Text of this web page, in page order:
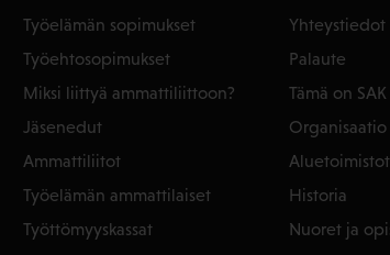
Työelämän sopimukset
Työehtosopimukset
Miksi liittyä ammattiliittoon?
Jäsenedut
Ammattiliitot
Työelämän ammattilaiset
Työttömyyskassat
Yhteystiedot
Palaute
Tämä on SAK
Organisaatio
Aluetoimistot
Historia
Nuoret ja